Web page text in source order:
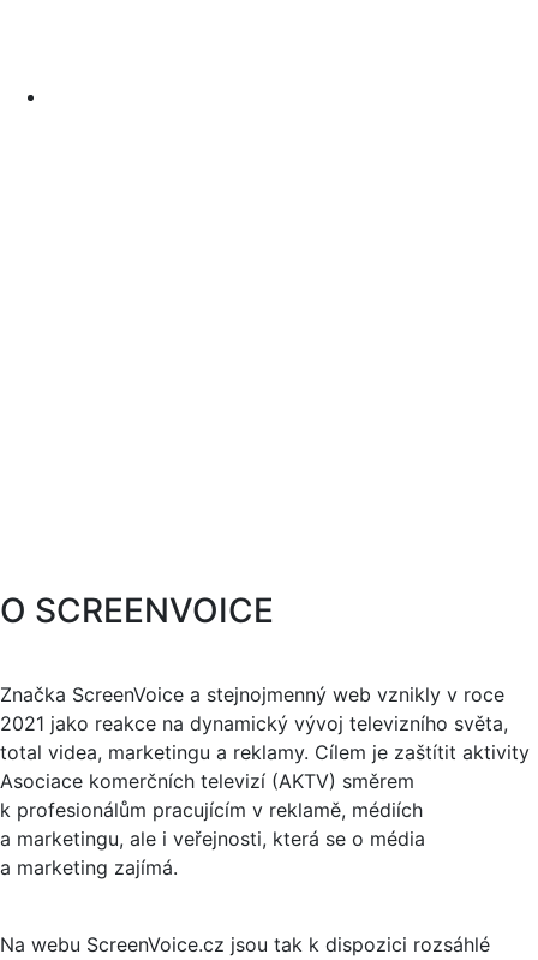
O SCREENVOICE
Značka ScreenVoice a stejnojmenný web vznikly v roce
2021 jako reakce na dynamický vývoj televizního světa,
total videa, marketingu a reklamy. Cílem je zaštítit aktivity
Asociace komerčních televizí (AKTV) směrem
k profesionálům pracujícím v reklamě, médiích
a marketingu, ale i veřejnosti, která se o média
a marketing zajímá.
Na webu ScreenVoice.cz jsou tak k dispozici rozsáhlé